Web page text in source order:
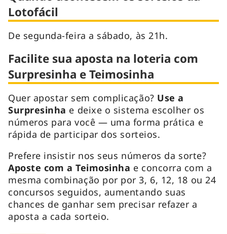
Lotofácil
De segunda-feira a sábado, às 21h.
Facilite sua aposta na loteria com
Surpresinha e Teimosinha
Quer apostar sem complicação? Use a
Surpresinha e deixe o sistema escolher os
números para você — uma forma prática e
rápida de participar dos sorteios.
Prefere insistir nos seus números da sorte?
Aposte com a Teimosinha e concorra com a
mesma combinação por por 3, 6, 12, 18 ou 24
concursos seguidos, aumentando suas
chances de ganhar sem precisar refazer a
aposta a cada sorteio.